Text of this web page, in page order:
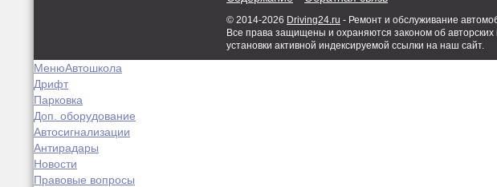
© 2014-2026 Driving24.ru - Ремонт и обслуживание
Все права защищены и охраняются законом об
установки активной индексируемой ссылки на наш сайт.
МенюАвтошкола
Дрифт
Парковка
Доп. оборудование
Автосигнализации
Антирадары
Новости
Правовые вопросы